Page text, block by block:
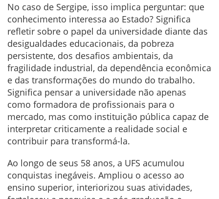
No caso de Sergipe, isso implica perguntar: que
conhecimento interessa ao Estado? Significa
refletir sobre o papel da universidade diante das
desigualdades educacionais, da pobreza
persistente, dos desafios ambientais, da
fragilidade industrial, da dependência econômica
e das transformações do mundo do trabalho.
Significa pensar a universidade não apenas
como formadora de profissionais para o
mercado, mas como instituição pública capaz de
interpretar criticamente a realidade social e
contribuir para transformá-la.
Ao longo de seus 58 anos, a UFS acumulou
conquistas inegáveis. Ampliou o acesso ao
ensino superior, interiorizou suas atividades,